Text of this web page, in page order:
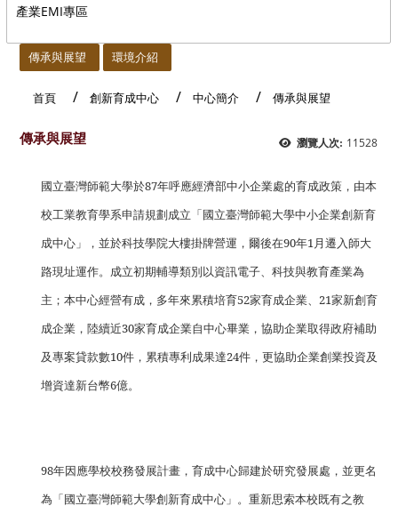
產業EMI專區
傳承與展望 環境介紹
首頁 創新育成中心 中心簡介 傳承與展望
瀏覽人次: 11528
傳承與展望
國立臺灣師範大學於87年呼應經濟部中小企業處的育成政策，由本
校工業教育學系申請規劃成立「國立臺灣師範大學中小企業創新育
成中心」，並於科技學院大樓掛牌營運，爾後在90年1月遷入師大
路現址運作。成立初期輔導類別以資訊電子、科技與教育產業為
主；本中心經營有成，多年來累積培育52家育成企業、 21家新創育
成企業，陸續近30家育成企業自中心畢業，協助企業取得政府補助
及專案貸款數10件，累積專利成果達24件，更協助企業創業投資及
增資達新台幣6億。
98年因應學校校務發展計畫，育成中心歸建於研究發展處，並更名
為「國立臺灣師範大學創新育成中心」。重新思索本校既有之教